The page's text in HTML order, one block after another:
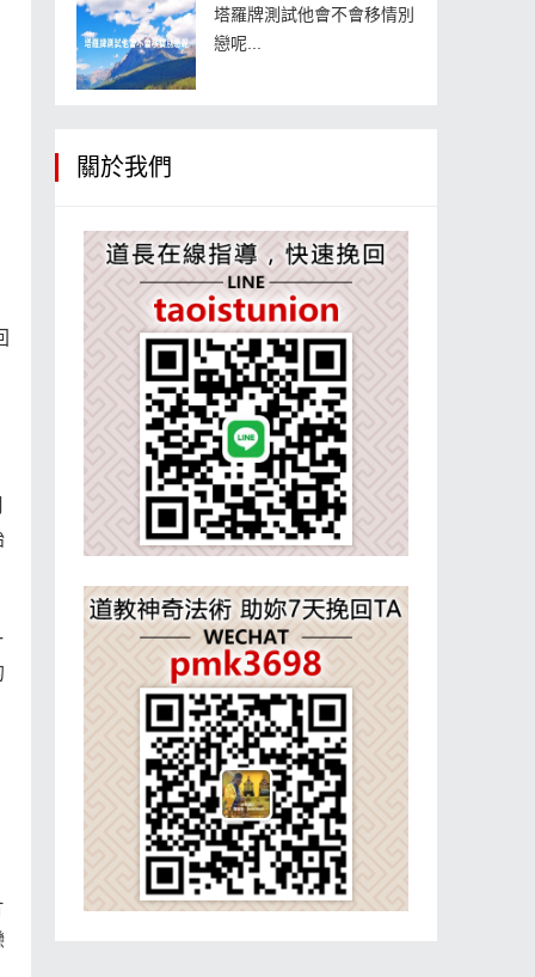
塔羅牌測試他會不會移情別
戀呢...
關於我們